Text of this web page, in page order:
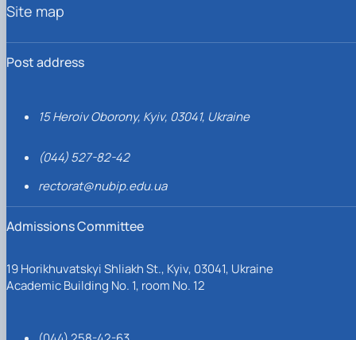
Post address
15 Heroiv Oborony, Kyiv, 03041, Ukraine
(044) 527-82-42
rectorat@nubip.edu.ua
Admissions Committee
19 Horikhuvatskyi Shliakh St., Kyiv, 03041, Ukraine
Academic Building No. 1, room No. 12
Site map